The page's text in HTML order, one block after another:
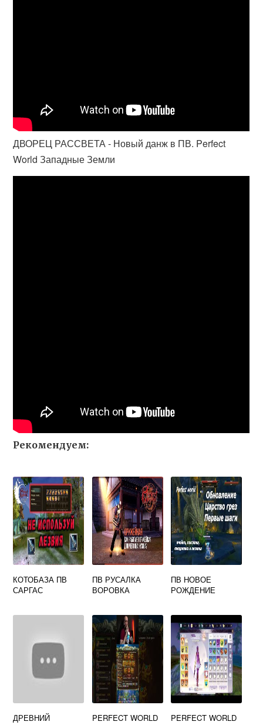
ДВОРЕЦ РАССВЕТА - Новый данж в ПВ. Perfect
World Западные Земли
Рекомендуем:
КОТОБАЗА ПВ
САРГАС
ПВ РУСАЛКА
ВОРОВКА
ПВ НОВОЕ
РОЖДЕНИЕ
ДРЕВНИЙ
PERFECT WORLD
PERFECT WORLD